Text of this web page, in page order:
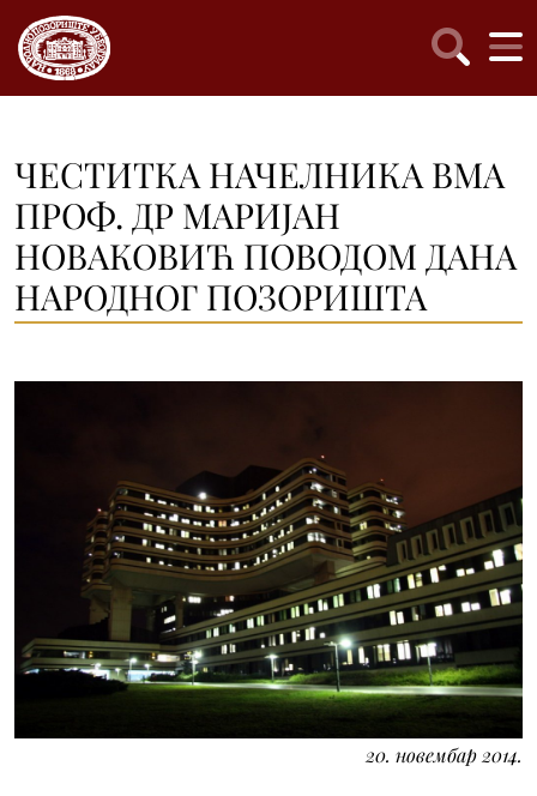
ЧЕСТИТКА НАЧЕЛНИКА ВМА
ПРОФ. ДР МАРИЈАН
НОВАКОВИЋ ПОВОДОМ ДАНА
НАРОДНОГ ПОЗОРИШТА
20. новембар 2014.